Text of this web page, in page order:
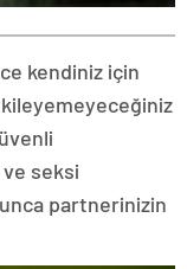
kendiniz için
seksi
partnerinizin